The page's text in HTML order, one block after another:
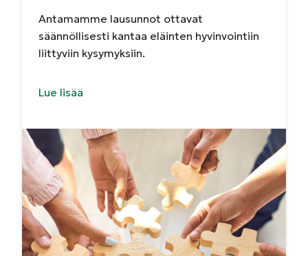
Antamamme lausunnot ottavat
säännöllisesti kantaa eläinten hyvinvointiin
liittyviin kysymyksiin.
Lue lisää